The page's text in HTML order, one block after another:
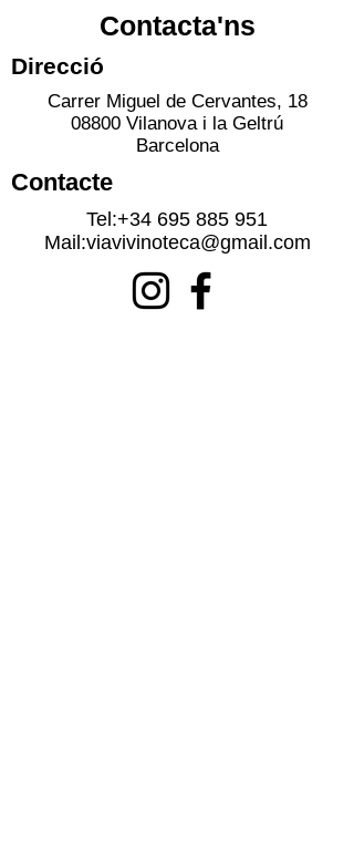
Contacta'ns
Direcció
Carrer Miguel de Cervantes, 18
08800 Vilanova i la Geltrú
Barcelona
Contacte
Tel:+34 695 885 951
Mail:viavivinoteca@gmail.com